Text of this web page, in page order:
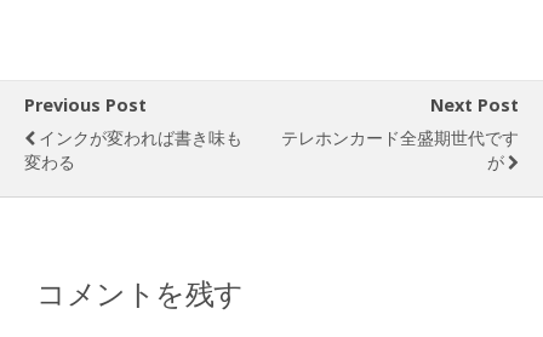
Previous Post
インクが変われば書き味も
変わる
Next Post
テレホンカード全盛期世代です
が
コメントを残す